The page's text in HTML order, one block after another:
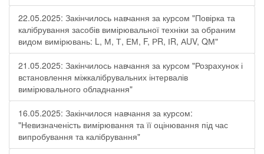
22.05.2025: Закінчилось навчання за курсом "Повірка та
калібрування засобів вимірювальної техніки за обраним
видом вимірювань: L, М, Т, ЕМ, F, РR, ІR, АUV, QМ"
21.05.2025: Закінчилось навчання за курсом "Розрахунок і
встановлення міжкалібрувальних інтервалів
вимірювального обладнання"
16.05.2025: Закінчилося навчання за курсом:
"Невизначеність вимірювання та її оцінювання під час
випробування та калібрування"